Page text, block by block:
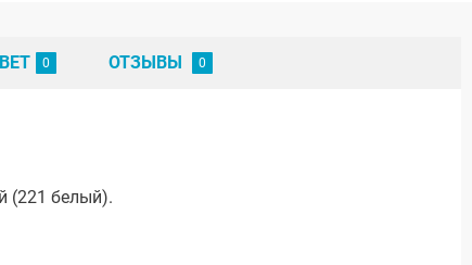
ОТЗЫВЫ
(221 белый).